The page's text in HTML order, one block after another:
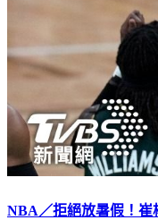
NBA／拒絕放暑假！